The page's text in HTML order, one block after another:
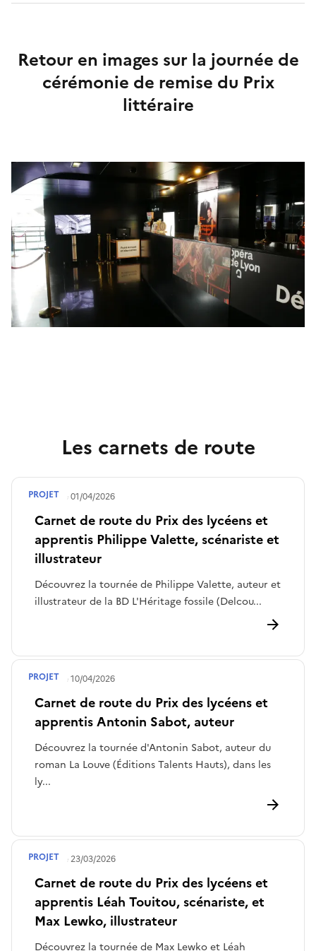
Retour en images sur la journée de
cérémonie de remise du Prix
littéraire
Les carnets de route
Carnet de route du Prix des lycéens et
apprentis Philippe Valette, scénariste et
illustrateur
Découvrez la tournée de Philippe Valette, auteur et
illustrateur de la BD L'Héritage fossile (Delcou...
Publié le01/04/2026
PROJET
Carnet de route du Prix des lycéens et
apprentis Antonin Sabot, auteur
Découvrez la tournée d'Antonin Sabot, auteur du
roman La Louve (Éditions Talents Hauts), dans les
ly...
Publié le10/04/2026
PROJET
Carnet de route du Prix des lycéens et
apprentis Léah Touitou, scénariste, et
Max Lewko, illustrateur
Découvrez la tournée de Max Lewko et Léah
Publié le23/03/2026
PROJET